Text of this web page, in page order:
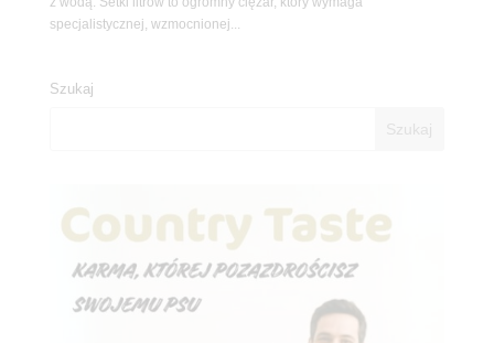
specjalistycznej, wzmocnionej...
Szukaj